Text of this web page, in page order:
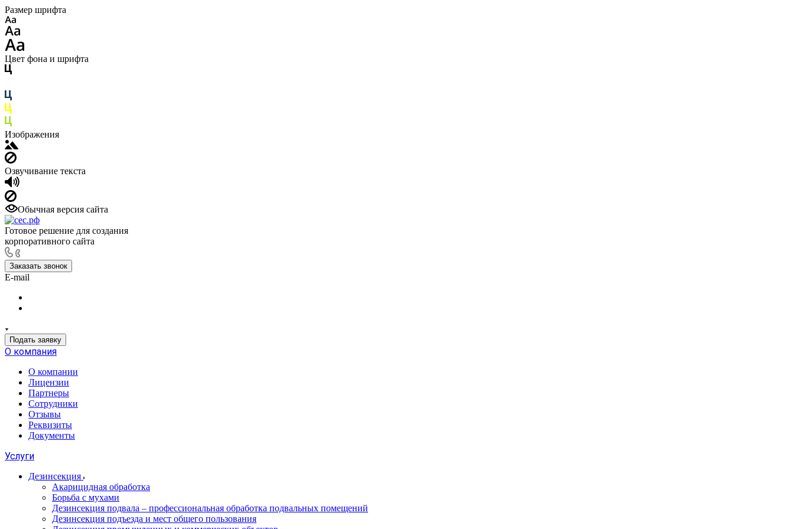
Размер шрифта
Цвет фона и шрифта
Изображения
Озвучивание текста
Обычная версия сайта
Готовое решение для создания
корпоративного сайта
Заказать звонок
E-mail
Подать заявку
О компания
О компании
Лицензии
Партнеры
Сотрудники
Отзывы
Реквизиты
Документы
Услуги
Дезинсекция
Акарицидная обработка
Борьба с мухами
Дезинсекция подвала – профессиональная обработка подвальных помещений
Дезинсекция подъезда и мест общего пользования